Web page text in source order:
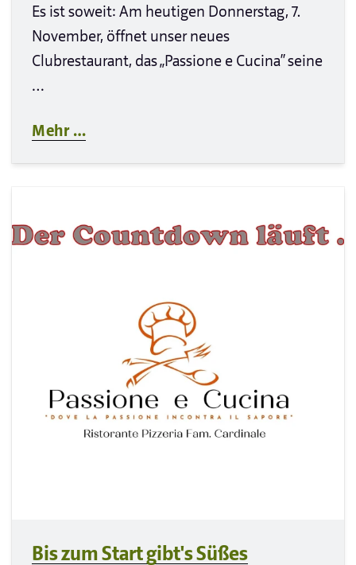
Es ist soweit: Am heutigen Donnerstag, 7.
November, öffnet unser neues
Clubrestaurant, das „Passione e Cucina“ seine
…
Mehr …
Bis zum Start gibt's Süßes